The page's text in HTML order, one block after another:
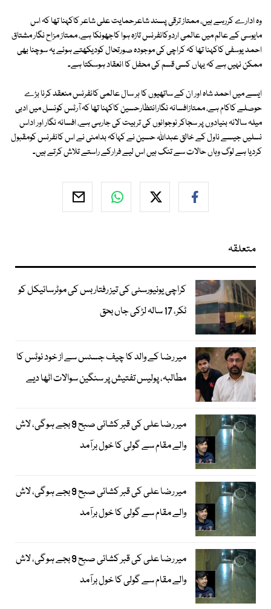
وہ ادارے کررہے ہیں، ممتاز ترقی پسند شاعرحمایت علی شاعر کاکہنا تھا کہ اس
مایوسی کے عالم میں عالمی اردوکانفرنس تازہ ہوا کاجھونکا ہے، ممتاز مزاح نگار مشتاق
احمد یوسفی کاکہنا تھا کہ کراچی کی موجودہ صورتحال کودیکھتے ہوئے یہ سوچنا بھی
ممکن نہیں ہے کہ یہاں کسی قسم کی محفل کا انعقاد ہوسکتا ہے۔
ایسے میں احمد شاہ اور ان کے ساتھیوں کا ہر سال عالمی کانفرنس منعقد کرنا بڑے
حوصلے کاکام ہے، ممتازافسانہ نگارانتظارحسین کاکہنا تھا کہ آرٹس کونسل میں ادبی
میلہ سالانہ بنیادوں پر سجاکر نوجوانوں کی تربیت کی جارہی ہے، افسانہ نگار اور اداس
نسلیں جیسے ناول کے خالق عبداللہ حسین نے کہاکہ بدامنی نے اس کانفرنس کومقبول
کردیا ہے لوگ وہاں حالات سے تنگ ہیں اس لیے فرارکے راستے تلاش کرتے ہیں۔
متعلقہ
کراچی یونیورسٹی کی تیز رفتار بس کی موٹرسائیکل کو
ٹکر، 17 سالہ لڑکی جاں بحق
میر رضا کے والد کا چیف جسٹس سے از خود نوٹس کا
مطالبہ، پولیس تفتیش پر سنگین سوالات اٹھا دیے
میر رضا علی کی قبر کشائی صبح 9 بجے ہوگی، لاش
والے مقام سے گولی کا خول برآمد
میر رضا علی کی قبر کشائی صبح 9 بجے ہوگی، لاش
والے مقام سے گولی کا خول برآمد
میر رضا علی کی قبر کشائی صبح 9 بجے ہوگی، لاش
والے مقام سے گولی کا خول برآمد